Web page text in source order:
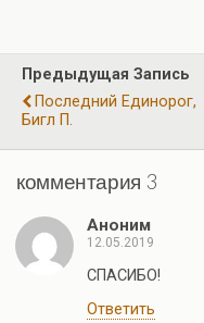
o
o
k
a
m
A
p
р
а
в
и
ть
Предыдущая Запись
Последний Единорог,
Бигл П.
комментария 3
Аноним
12.05.2019
СПАСИБО!
Ответить